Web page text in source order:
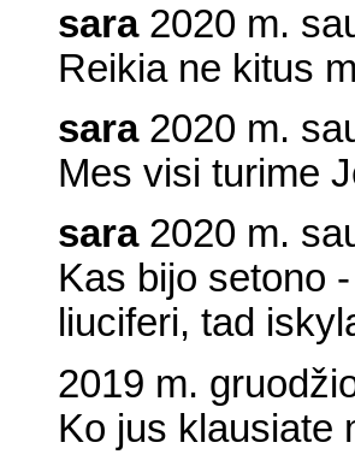
sara2020 m.
Reikia ne kitus
sara2020 m.
Mes visi turime
sara2020 m.
Kas bijo setono
liuciferi, tad
2019 m.
Ko jus klausiate